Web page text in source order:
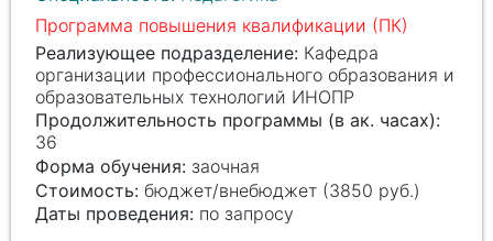
Программа повышения квалификации (ПК)
Реализующее подразделение: Кафедра
организации профессионального образования и
образовательных технологий ИНОПР
Продолжительность программы (в ак. часах):
36
Форма обучения: заочная
Стоимость:бюджет/внебюджет (3850 руб.)
Даты проведения: по запросу